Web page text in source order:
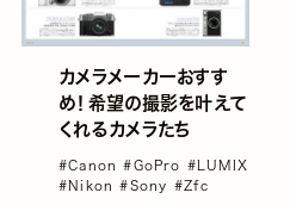
カメラメーカーおすす
め！希望の撮影を叶えて
くれるカメラたち
#Canon#GoPro #LUMIX
#Nikon#Sony #Zfc